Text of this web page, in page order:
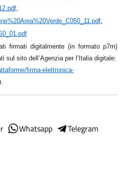
,
,
firmati digitalmente (in formato p7m)
sul sito dell’Agenzia per l’Italia digitale:
firma-elettronica-
.
Whatsapp
Telegram